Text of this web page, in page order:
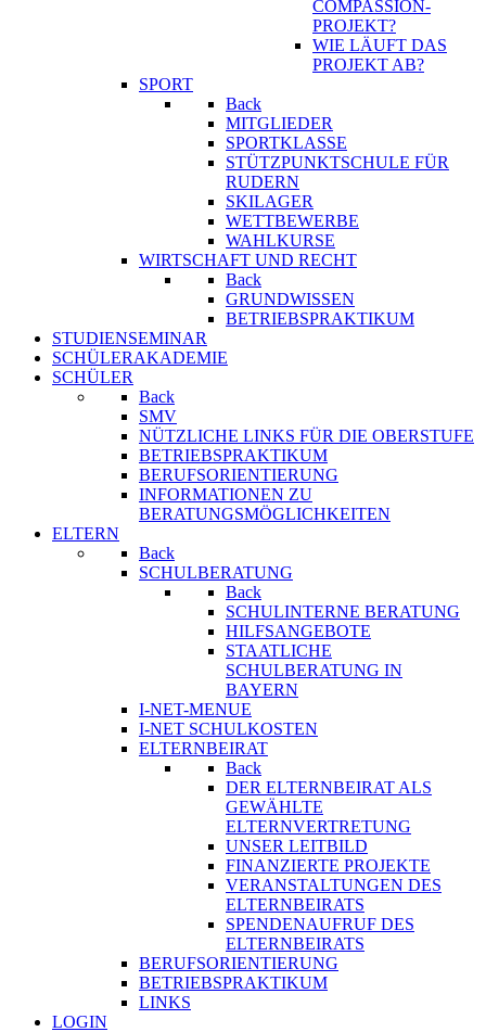
COMPASSION-
PROJEKT?
WIE LÄUFT DAS
PROJEKT AB?
SPORT
Back
MITGLIEDER
SPORTKLASSE
STÜTZPUNKTSCHULE FÜR
RUDERN
SKILAGER
WETTBEWERBE
WAHLKURSE
WIRTSCHAFT UND RECHT
Back
GRUNDWISSEN
BETRIEBSPRAKTIKUM
STUDIENSEMINAR
SCHÜLERAKADEMIE
SCHÜLER
Back
SMV
NÜTZLICHE LINKS FÜR DIE OBERSTUFE
BETRIEBSPRAKTIKUM
BERUFSORIENTIERUNG
INFORMATIONEN ZU
BERATUNGSMÖGLICHKEITEN
ELTERN
Back
SCHULBERATUNG
Back
SCHULINTERNE BERATUNG
HILFSANGEBOTE
STAATLICHE
SCHULBERATUNG IN
BAYERN
I-NET-MENUE
I-NET SCHULKOSTEN
ELTERNBEIRAT
Back
DER ELTERNBEIRAT ALS
GEWÄHLTE
ELTERNVERTRETUNG
UNSER LEITBILD
FINANZIERTE PROJEKTE
VERANSTALTUNGEN DES
ELTERNBEIRATS
SPENDENAUFRUF DES
ELTERNBEIRATS
BERUFSORIENTIERUNG
BETRIEBSPRAKTIKUM
LINKS
LOGIN